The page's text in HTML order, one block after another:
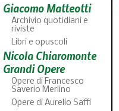
Giacomo Matteotti
Archivio quotidiani e
riviste
Libri e opuscoli
Nicola Chiaromonte
Grandi Opere
Opere di Francesco
Saverio Merlino
Opere di Aurelio Saffi